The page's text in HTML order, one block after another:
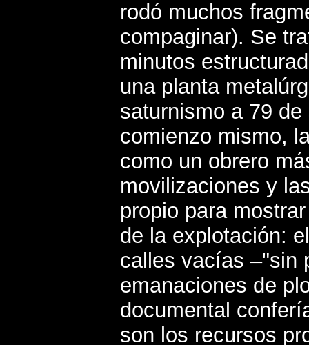
rodó muchos
compaginar). Se
minutos
una planta
saturnismo a 79
comienzo mismo,
como un obrero
movilizaciones y
propio para
de la explotación:
calles vacías –"sin
emanaciones de
documental
son los recursos